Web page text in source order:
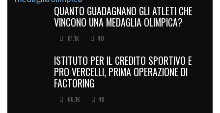
QUANTO GUADAGNANO GLI ATLETI CHE
VINCONO UNA MEDAGLIA OLIMPICA?
81.1K 40
ISTITUTO PER IL CREDITO SPORTIVO E
PRO VERCELLI, PRIMA OPERAZIONE DI
FACTORING
66.1K 48